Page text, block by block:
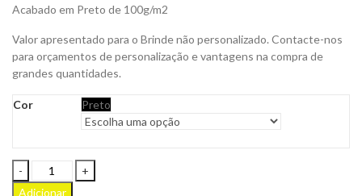
Acabado em Preto de 100g/m2
Valor apresentado para o Brinde não personalizado. Contacte-nos
para orçamentos de personalização e vantagens na compra de
grandes quantidades.
Cor Preto
Saco
Papel
Adicionar